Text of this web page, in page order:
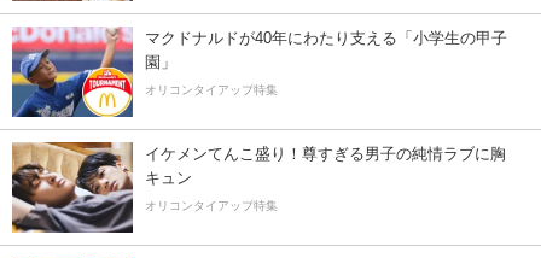
マクドナルドが40年にわたり支える「小学生の甲子
園」
オリコンタイアップ特集
イケメンてんこ盛り！尊すぎる男子の純情ラブに胸
キュン
オリコンタイアップ特集